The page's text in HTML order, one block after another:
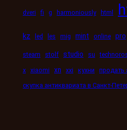
dveri fi g harmoniously html
kz led les mig mint online pro
steam stolf studio su
x xiaomi xn xxi кухни
продать
скупка антиквариата в Санкт-